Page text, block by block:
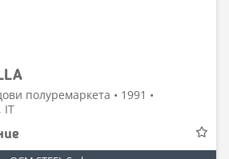
полуремаркета • 1991 •
IT